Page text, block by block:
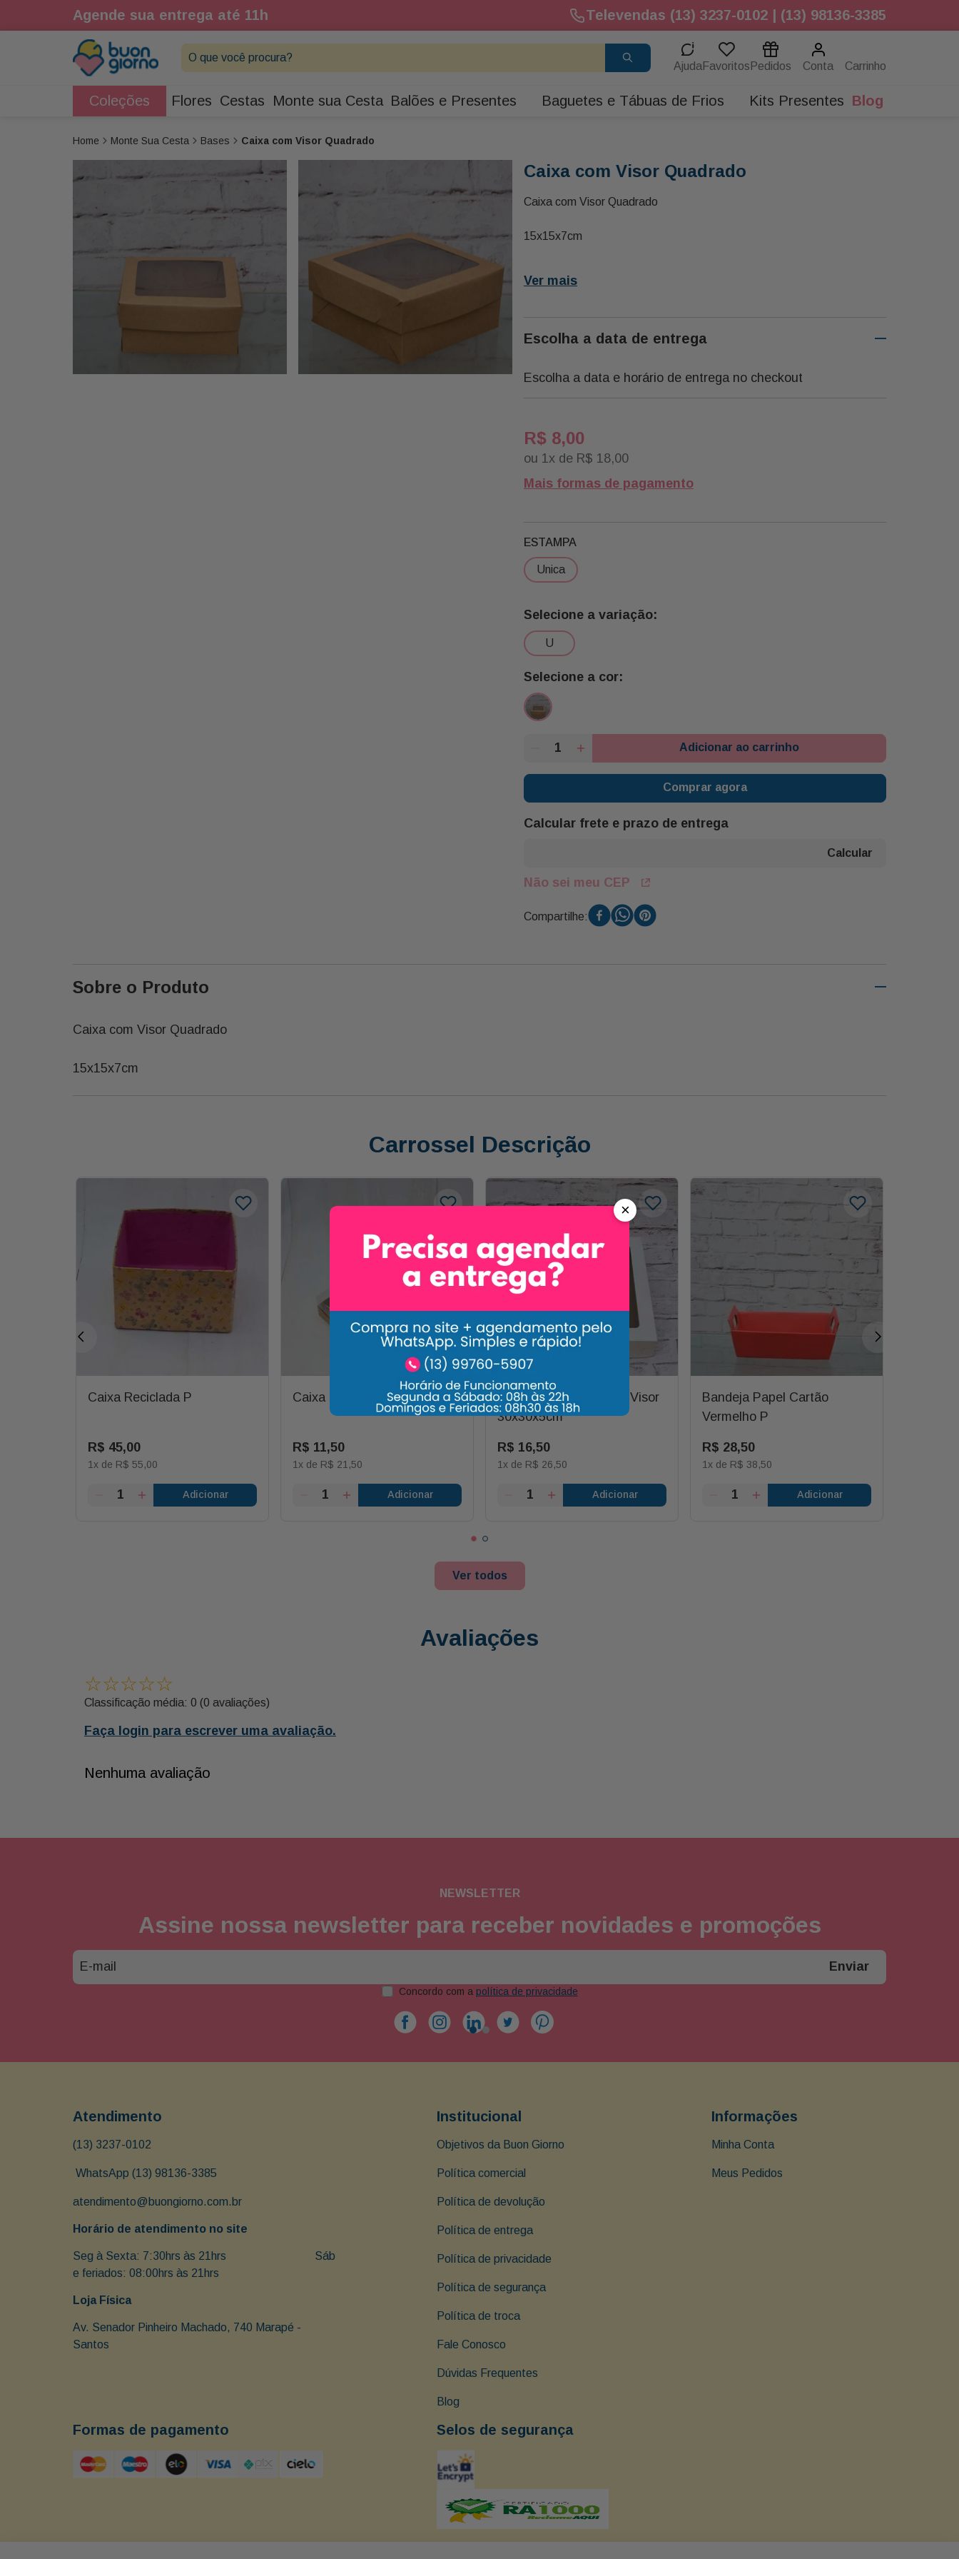
Agende sua entrega até 11h Televendas (13) 3237-0102 | (13) 98136-3385
O que você procura?
Ajuda Favoritos Pedidos Conta
Coleções Flores Cestas Monte sua Cesta Balões e Presentes Baguetes e Tábuas de Frios Kits Presentes Blog
Monte Sua Cesta Bases Caixa com Visor Quadrado
Caixa com Visor Quadrado
Caixa com Visor Quadrado
15x15x7cm
Ver mais
Escolha a data de entrega
Escolha a data e horário de entrega no checkout
R$ 8,00
ou 1 x de R$ 18,00
Mais formas de pagamento
u
ESTAMPA
unica
Adicionar ao carrinho
Comprar agora
Calcular frete e prazo de entrega
Não sei meu CEP
Compartilhe:
Sobre o Produto
Caixa com Visor Quadrado
15x15x7cm
Carrossel Descrição
Caixa Reciclada P
R$ 45,00
1x de R$ 55,00
Adicionar
Caixa Kraft 27x10x5cm
R$ 11,50
1x de R$ 21 ,50
Adicionar
Caixa de Papelão com Visor
30x30x5cm
R$ 16,50
1x de R$ 26,50
Adicionar
Bandeja Papel Cartão
Vermelho P
R$ 28,50
1x de R$ 38,50
Adicionar
Ver todos
Avaliações
☆☆☆☆☆
Classificação média: 0 (0 avaliações)
Faça login para escrever uma avaliação.
Nenhuma avaliação
NEWSLETTER
Assine nossa newsletter para receber novidades e promoções
Enviar
Concordo com a política de privacidade
Atendimento
(13) 3237-0102
WhatsApp (13) 98136-3385
atendimento@buongiorno.com.br
Horário de atendimento no site
Seg à Sexta: 7:30hrs às 21hrs                               Sáb
e feriados: 08:00hrs às 21hrs
Loja Física
Av. Senador Pinheiro Machado, 740 Marapé -
Santos
Institucional
Objetivos da Buon Giorno
Política comercial
Política de devolução
Política de entrega
Política de privacidade
Política de segurança
Política de troca
Fale Conosco
Dúvidas Frequentes
Blog
Informações
Minha Conta
Meus Pedidos
Formas de pagamento Selos de segurança
×